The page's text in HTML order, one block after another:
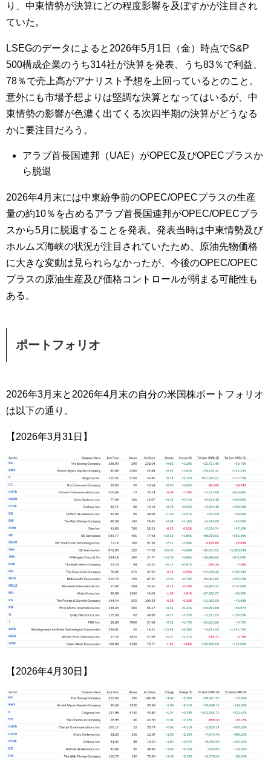
り、中東情勢が決算にどの程度影響を及ぼすかが注目され
ていた。
LSEGのデータによると2026年5月1日（金）時点でS&P
500構成企業のうち314社が決算を発表、うち83％で利益、
78％で売上高がアナリスト予想を上回っているとのこと。
意外にも市場予想よりは堅調な決算となってはいるが、中
東情勢の影響が色濃く出てくる次四半期の決算がどうなる
かに要注目だろう。
アラブ首長国連邦（UAE）がOPEC及びOPECプラスか
ら脱退
2026年4月末には中東紛争前のOPEC/OPECプラスの生産
量の約10％を占めるアラブ首長国連邦がOPEC/OPECプラ
スから5月に脱退することを発表。発表当時は中東情勢及び
ホルムズ海峡の状況が注目されていたため、原油先物価格
に大きな変動は見られらなかったが、今後のOPEC/OPEC
プラスの原油生産及び価格コントロールが弱まる可能性も
ある。
ポートフォリオ
2026年3月末と2026年4月末の自分の米国株ポートフォリオ
は以下の通り。
【2026年3月31日】
【2026年4月30日】